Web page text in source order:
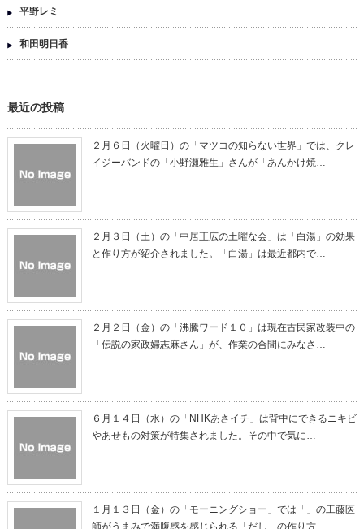
平野レミ
和田明日香
最近の投稿
２月６日（火曜日）の「マツコの知らない世界」では、クレ
イジーバンドの「小野瀬雅生」さんが「あんかけ焼…
２月３日（土）の「中居正広の土曜な会」は「白湯」の効果
と作り方が紹介されました。「白湯」は最近都内で…
２月２日（金）の「沸騰ワード１０」は現在古民家改装中の
「伝説の家政婦志麻さん」が、作業の合間にみなさ…
６月１４日（水）の「NHKあさイチ」は背中にできるニキビ
やあせもの対策が特集されました。その中で気に…
１月１３日（金）の「モーニングショー」では「」の工藤医
師がうまみで満腹感を感じられる「だし」の作り方…